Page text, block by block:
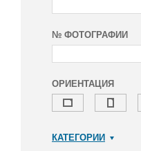
№ ФОТОГРАФИИ
ОРИЕНТАЦИЯ
КАТЕГОРИИ